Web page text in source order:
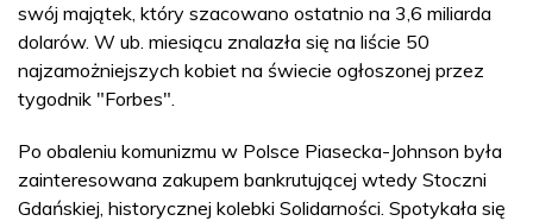
swój majątek, który szacowano ostatnio na 3,6 miliarda
dolarów. W ub. miesiącu znalazła się na liście 50
najzamożniejszych kobiet na świecie ogłoszonej przez
tygodnik "Forbes".
Po obaleniu komunizmu w Polsce Piasecka-Johnson była
zainteresowana zakupem bankrutującej wtedy Stoczni
Gdańskiej, historycznej kolebki Solidarności. Spotykała się